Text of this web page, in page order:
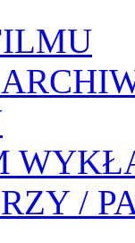
/